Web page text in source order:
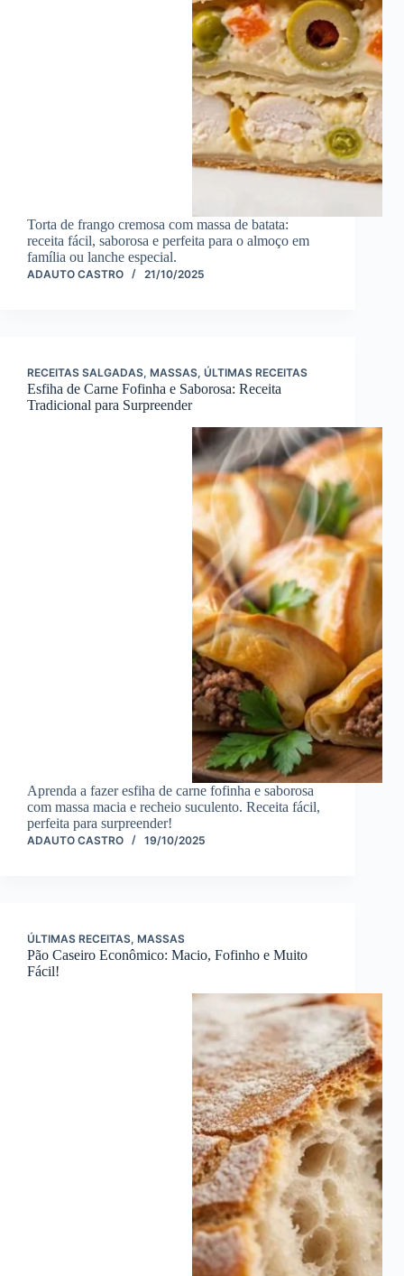
Torta de frango cremosa com massa de batata:
receita fácil, saborosa e perfeita para o almoço em
família ou lanche especial.
ADAUTO CASTRO 21/10/2025
RECEITAS SALGADAS, MASSAS, ÚLTIMAS RECEITAS
Esfiha de Carne Fofinha e Saborosa: Receita
Tradicional para Surpreender
Aprenda a fazer esfiha de carne fofinha e saborosa
com massa macia e recheio suculento. Receita fácil,
perfeita para surpreender!
ADAUTO CASTRO 19/10/2025
ÚLTIMAS RECEITAS, MASSAS
Pão Caseiro Econômico: Macio, Fofinho e Muito
Fácil!